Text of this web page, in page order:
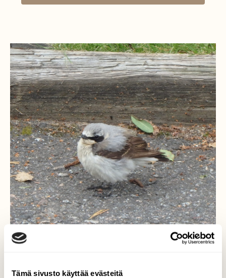
Tämä sivusto käyttää evästeitä